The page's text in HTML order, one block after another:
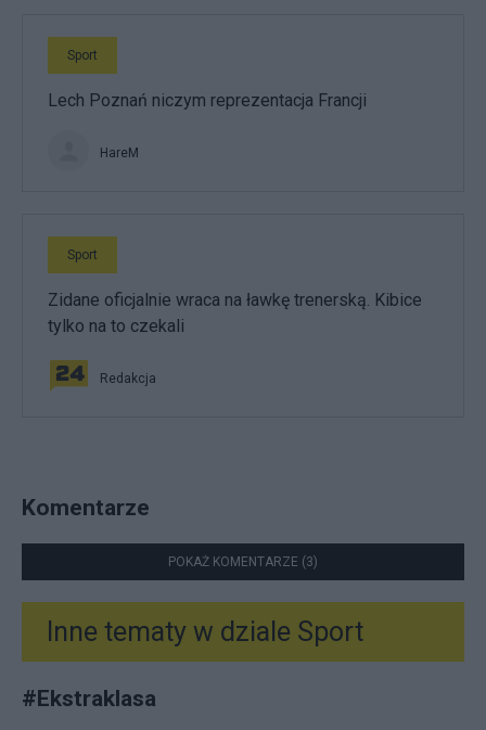
Sport
Lech Poznań niczym reprezentacja Francji
HareM
Sport
Zidane oficjalnie wraca na ławkę trenerską. Kibice
tylko na to czekali
Redakcja
Komentarze
POKAŻ KOMENTARZE (3)
Inne tematy w dziale Sport
#Ekstraklasa